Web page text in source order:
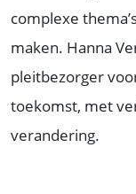
complexe
maken. Hanna
pleitbezorger
toekomst, met
verandering.